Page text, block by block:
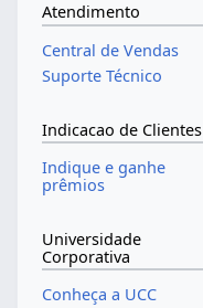
Atendimento
Central de Vendas
Suporte Técnico
Indicacao de Clientes
Indique e ganhe
prêmios
Universidade
Corporativa
Conheça a UCC